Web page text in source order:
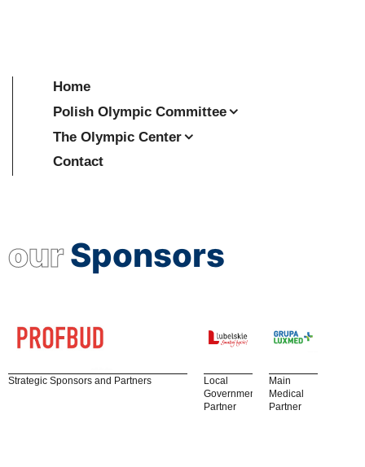
Home
Polish Olympic Committee
The Olympic Center
Contact
ourSponsors
Strategic Sponsors and Partners
Local
Government
Partner
Main
Medical
Partner